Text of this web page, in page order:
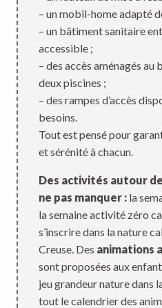
– un mobil-home adapté
– un bâtiment sanitaire
accessible ;
– des accès aménagés au
deux piscines ;
– des rampes d’accès
besoins.
Tout est pensé pour
et sérénité à chacun.
Des activités autour
ne pas manquer : la
la semaine activité zéro
s’inscrire dans la nature
Creuse. Des animations
sont proposées aux
jeu grandeur nature dans
tout le calendrier des